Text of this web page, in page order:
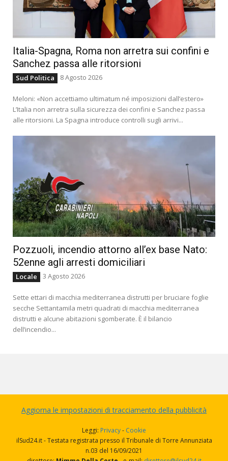
Italia-Spagna, Roma non arretra sui confini e
Sanchez passa alle ritorsioni
Sud Politica 8 Agosto 2026
Meloni: «Non accettiamo ultimatum né imposizioni dall’estero»
L’Italia non arretra sulla sicurezza dei confini e Sanchez passa
alle ritorsioni. La Spagna introduce controlli sugli arrivi...
Pozzuoli, incendio attorno all’ex base Nato:
52enne agli arresti domiciliari
Locale 3 Agosto 2026
Sette ettari di macchia mediterranea distrutti per bruciare foglie
secche Settantamila metri quadrati di macchia mediterranea
distrutti e alcune abitazioni sgomberate. È il bilancio
dell’incendio...
Aggiorna le impostazioni di tracciamento della pubblicità
Leggi: Privacy- Cookie
ilSud24.it - Testata registrata presso il Tribunale di Torre Annunziata
n.03 del 16/09/2021